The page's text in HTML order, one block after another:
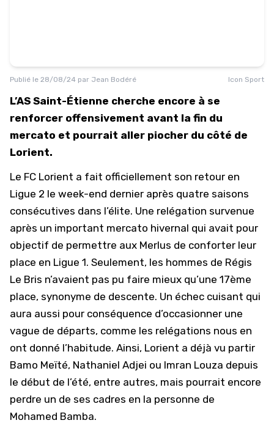
Publié le 28/08/24 par Jean Bodéré Icon Sport
L’AS Saint-Étienne cherche encore à se
renforcer offensivement avant la fin du
mercato et pourrait aller piocher du côté de
Lorient.
Le FC Lorient a fait officiellement son retour en
Ligue 2 le week-end dernier après quatre saisons
consécutives dans l’élite. Une relégation survenue
après un important mercato hivernal qui avait pour
objectif de permettre aux Merlus de conforter leur
place en Ligue 1. Seulement, les hommes de Régis
Le Bris n’avaient pas pu faire mieux qu’une 17ème
place, synonyme de descente. Un échec cuisant qui
aura aussi pour conséquence d’occasionner une
vague de départs, comme les relégations nous en
ont donné l’habitude. Ainsi, Lorient a déjà vu partir
Bamo Meïté, Nathaniel Adjei ou Imran Louza depuis
le début de l’été, entre autres, mais pourrait encore
perdre un de ses cadres en la personne de
Mohamed Bamba.